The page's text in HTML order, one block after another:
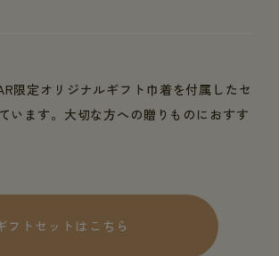
限定オリジナルギフト巾着を付属したセ
います。大切な方への贈りものにおすす
フトセットはこちら